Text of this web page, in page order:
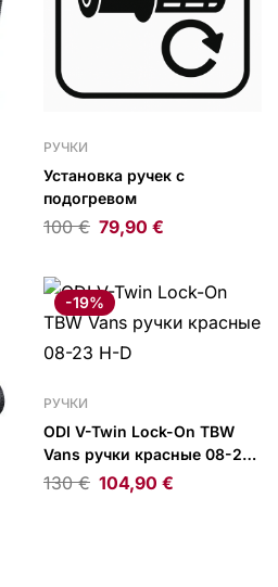
РУЧКИ
Установка ручек с
подогревом
100€ 79,90 €
-19%
РУЧКИ
ODI V-Twin Lock-On TBW
Vans ручки красные 08-23
H-D
130€ 104,90 €